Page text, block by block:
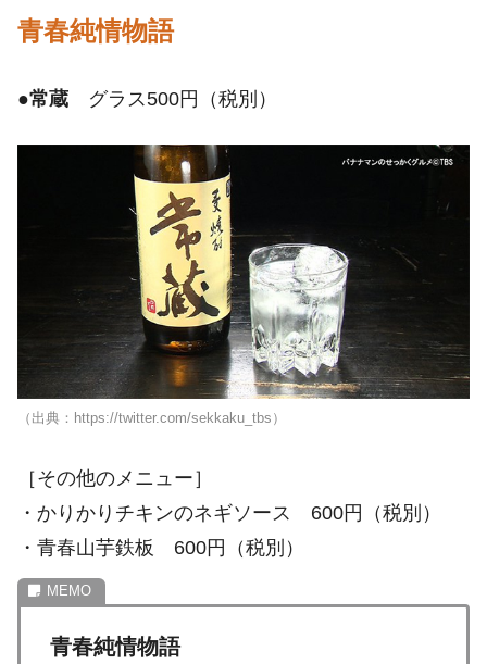
青春純情物語
●常蔵 グラス500円（税別）
（出典：https://twitter.com/sekkaku_tbs）
［その他のメニュー］
・かりかりチキンのネギソース 600円（税別）
・青春山芋鉄板 600円（税別）
青春純情物語